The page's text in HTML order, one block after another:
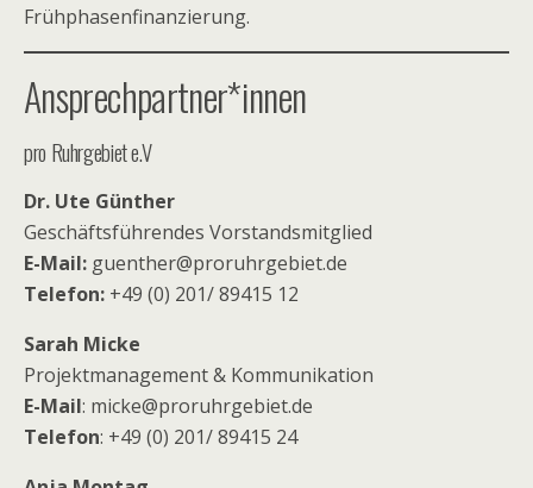
Frühphasenfinanzierung.
Ansprechpartner*innen
pro Ruhrgebiet e.V
Dr. Ute Günther
Geschäftsführendes Vorstandsmitglied
E-Mail: guenther@proruhrgebiet.de
Telefon: +49 (0) 201/ 89415 12
Sarah Micke
Projektmanagement & Kommunikation
E-Mail: micke@proruhrgebiet.de
Telefon: +49 (0) 201/ 89415 24